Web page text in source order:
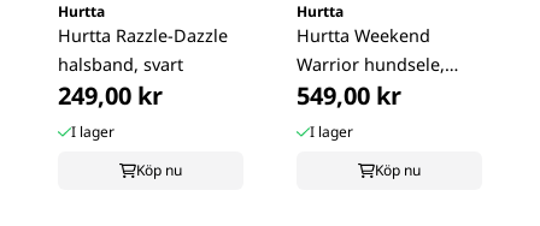
Hurtta
Hurtta Razzle-Dazzle
halsband, svart
249,00 kr
I lager
Köp nu
Hurtta
Hurtta Weekend
Warrior hundsele,
Ruby
549,00 kr
I lager
Köp nu